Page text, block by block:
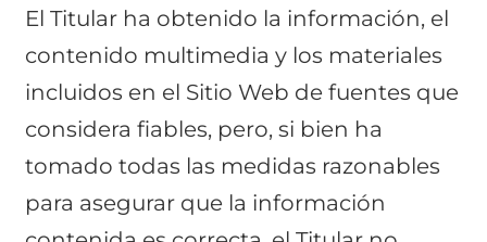
El Titular ha obtenido la información, el
contenido multimedia y los materiales
incluidos en el Sitio Web de fuentes que
considera fiables, pero, si bien ha
tomado todas las medidas razonables
para asegurar que la información